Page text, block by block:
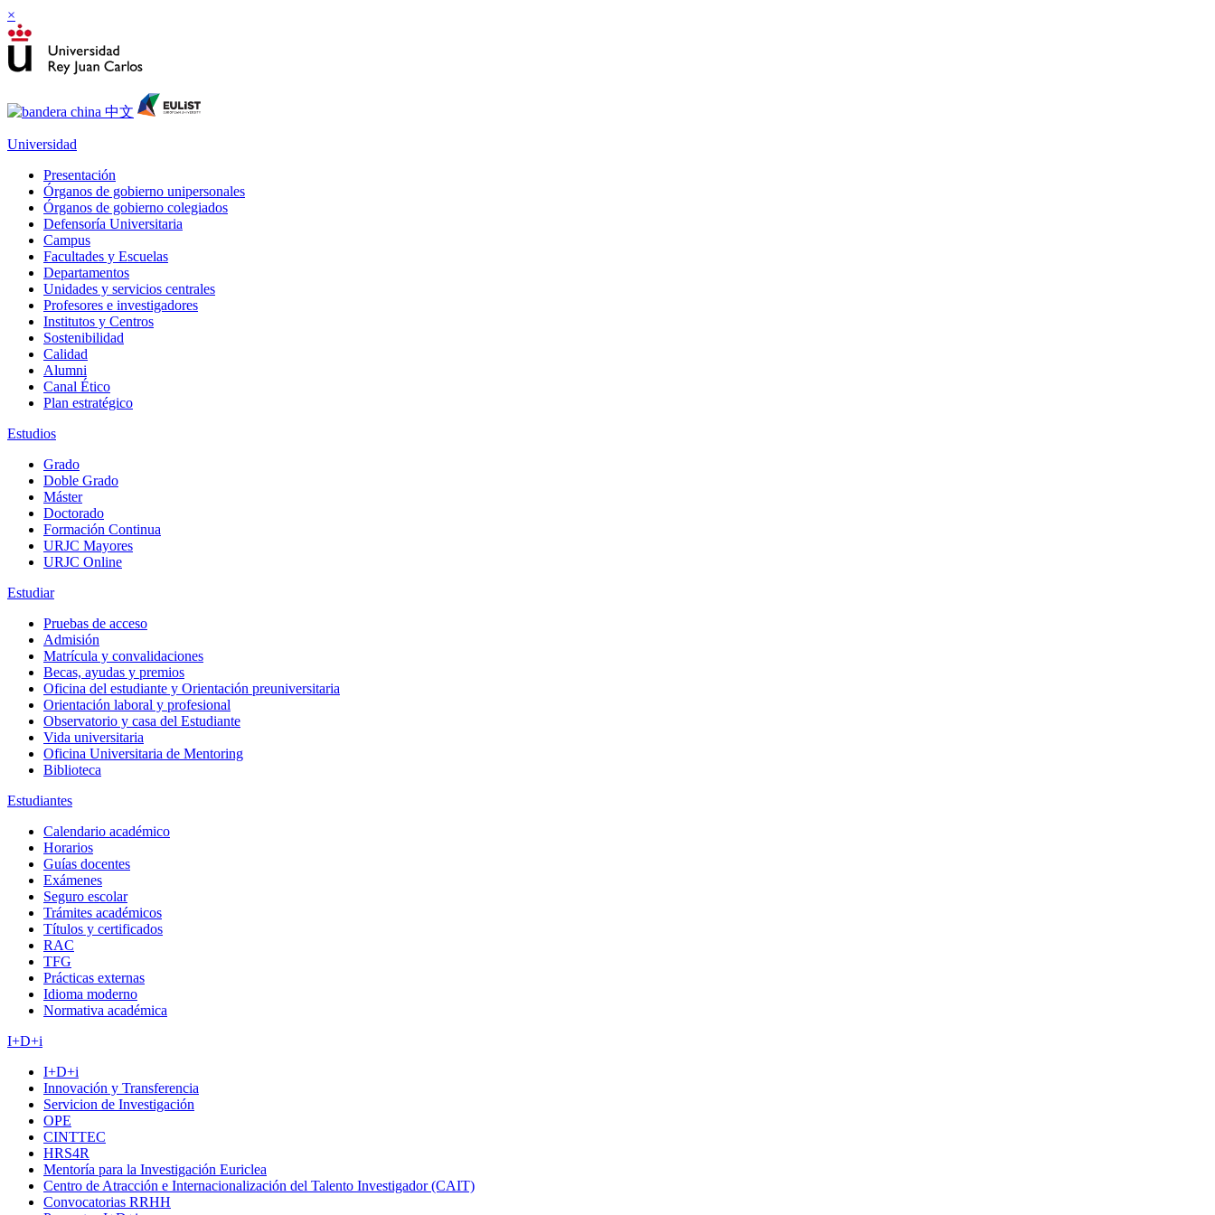
×
Universidad
Presentación
Órganos de gobierno unipersonales
Órganos de gobierno colegiados
Defensoría Universitaria
Campus
Facultades y Escuelas
Departamentos
Unidades y servicios centrales
Profesores e investigadores
Institutos y Centros
Sostenibilidad
Calidad
Alumni
Canal Ético
Plan estratégico
Estudios
Grado
Doble Grado
Máster
Doctorado
Formación Continua
URJC Mayores
URJC Online
Estudiar
Pruebas de acceso
Admisión
Matrícula y convalidaciones
Becas, ayudas y premios
Oficina del estudiante y Orientación preuniversitaria
Orientación laboral y profesional
Observatorio y casa del Estudiante
Vida universitaria
Oficina Universitaria de Mentoring
Biblioteca
Estudiantes
Calendario académico
Horarios
Guías docentes
Exámenes
Seguro escolar
Trámites académicos
Títulos y certificados
RAC
TFG
Prácticas externas
Idioma moderno
Normativa académica
I+D+i
I+D+i
Innovación y Transferencia
Servicion de Investigación
OPE
CINTTEC
HRS4R
Mentoría para la Investigación Euriclea
Centro de Atracción e Internacionalización del Talento Investigador (CAIT)
Convocatorias RRHH